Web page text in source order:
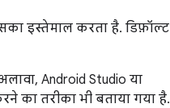
इस्तेमाल करता है. डिफ़ॉल्ट
Android Studio या
का तरीका भी बताया गया है.